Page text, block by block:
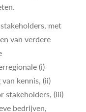
met
van verdere
(i)
kennis, (ii)
stakeholders, (iii)
bedrijven,